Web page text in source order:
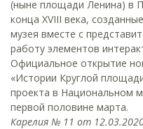
(ныне площади Ленина) в
конца XVIII века,
музея вместе с
работу элементов
Официальное открытие
«Истории Круглой
проекта в Национальном
первой половине марта.
Карелия № 11 от